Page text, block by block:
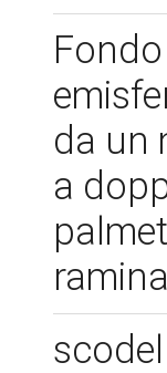
da un
a